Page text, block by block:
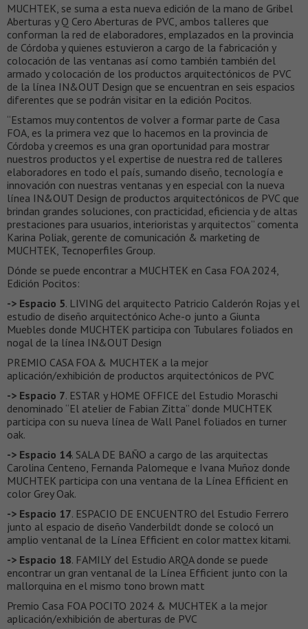
MUCHTEK, se suma a esta nueva edición de la mano de Gribel
Aberturas y Q Cero Aberturas de PVC, ambos talleres que
conforman la red de elaboradores, emplazados en la provincia
de Córdoba y quienes estuvieron a cargo de la fabricación y
colocación de las ventanas así como también también del
armado y colocación de los productos arquitectónicos de PVC
de la línea IN&OUT Design que se encuentran en seis espacios
diferentes que se podrán visitar en la edición Pocitos.
“Estamos muy contentos de volver a formar parte de Casa
FOA, es la primera vez que lo hacemos en la provincia de
Córdoba y creemos es una gran oportunidad para mostrar
nuestros productos y el expertise de nuestra red de talleres
elaboradores en todo el país, sumando diseño, tecnología e
innovación con nuestras ventanas y en especial con la nueva
línea IN&OUT Design de productos arquitectónicos de PVC que
brindan grandes soluciones, con practicidad, eficiencia y de altas
prestaciones para usuarios, interioristas y arquitectos” comenta
Karina Poliak, gerente de comunicación & marketing de
MUCHTEK, Tecnoperfiles Group.
Dónde se puede encontrar a MUCHTEK en Casa FOA 2024,
Edición Pocitos:
-> Espacio 5. LIVING del arquitecto Patricio Calderón Rojas y el
estudio de diseño arquitectónico Ache-o junto a Giunta
Muebles donde MUCHTEK participa con Tubulares foliados en
nogal de la línea IN&OUT Design
PREMIO CASA FOA & MUCHTEK a la mejor
aplicación/exhibición de productos arquitectónicos de PVC
-> Espacio 7. ESTAR y HOME OFFICE del Estudio Moraschi
denominado “El atelier de Fabian Zitta” donde MUCHTEK
participa con su nueva línea de Wall Panel foliados en turner
oak.
-> Espacio 14. SALA DE BAÑO a cargo de las arquitectas
Carolina Centeno, Fernanda Palomeque e Ivana Muñoz donde
MUCHTEK participa con una ventana de la Línea Efficient en
color Grey Oak.
-> Espacio 17. ESPACIO DE ENCUENTRO del Estudio Ferrero
junto al espacio de diseño Vanderbildt donde se colocó un
amplio ventanal de la Línea Efficient en color mattex kitami.
-> Espacio 18. FAMILY del Estudio ARQA donde se puede
encontrar un gran ventanal de la Línea Efficient junto con la
mallorquina en el mismo tono brown matt
Premio Casa FOA POCITO 2024 & MUCHTEK a la mejor
aplicación/exhibición de aberturas de PVC